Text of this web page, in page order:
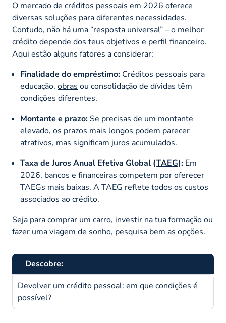
O mercado de créditos pessoais em 2026 oferece
diversas soluções para diferentes necessidades.
Contudo, não há uma “resposta universal” – o melhor
crédito depende dos teus objetivos e perfil financeiro.
Aqui estão alguns fatores a considerar:
Finalidade do empréstimo: Créditos pessoais para
educação, obras ou consolidação de dívidas têm
condições diferentes.
Montante e prazo: Se precisas de um montante
elevado, os prazos mais longos podem parecer
atrativos, mas significam juros acumulados.
Taxa de Juros Anual Efetiva Global (TAEG): Em
2026, bancos e financeiras competem por oferecer
TAEGs mais baixas. A TAEG reflete todos os custos
associados ao crédito.
Seja para comprar um carro, investir na tua formação ou
fazer uma viagem de sonho, pesquisa bem as opções.
Descobre:
Devolver um crédito pessoal: em que condições é
possível?